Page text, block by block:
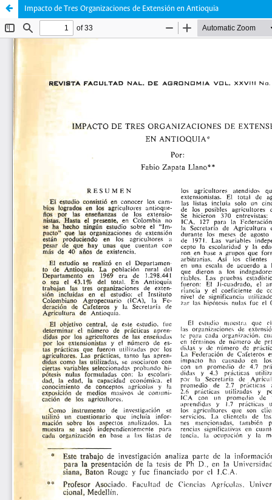
Impacto de Tres Organizaciones de Extensión en Antioquia